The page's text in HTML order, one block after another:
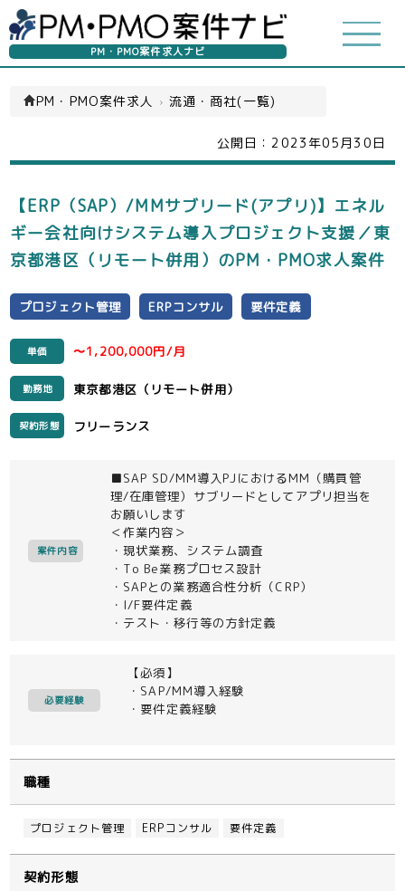
PM・PMO案件求人ナビ
PM・PMO案件求人 › 流通・商社(一覧)
公開日： 2023年05月30日
【ERP（SAP）/MMサブリード(アプリ)】エネル
ギー会社向けシステム導入プロジェクト支援／東
京都港区（リモート併用）のPM・PMO求人案件
プロジェクト管理 ERPコンサル 要件定義
単価 〜1,200,000円/月
勤務地 東京都港区（リモート併用）
契約形態 フリーランス
案件内容
■SAP SD/MM導入PJにおけるMM（購買管
理/在庫管理）サブリードとしてアプリ担当を
お願いします
＜作業内容＞
・現状業務、システム調査
・To Be業務プロセス設計
・SAPとの業務適合性分析（CRP）
・I/F要件定義
・テスト・移行等の方針定義
必要経験
【必須】
・SAP/MM導入経験
・要件定義経験
職種
プロジェクト管理 ERPコンサル 要件定義
契約形態